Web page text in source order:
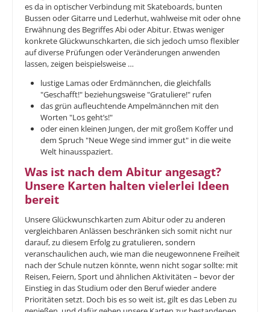
es da in optischer Verbindung mit Skateboards, bunten
Bussen oder Gitarre und Lederhut, wahlweise mit oder ohne
Erwähnung des Begriffes Abi oder Abitur. Etwas weniger
konkrete Glückwunschkarten, die sich jedoch umso flexibler
auf diverse Prüfungen oder Veränderungen anwenden
lassen, zeigen beispielsweise …
lustige Lamas oder Erdmännchen, die gleichfalls
"Geschafft!" beziehungsweise "Gratuliere!" rufen
das grün aufleuchtende Ampelmännchen mit den
Worten "Los geht’s!"
oder einen kleinen Jungen, der mit großem Koffer und
dem Spruch "Neue Wege sind immer gut" in die weite
Welt hinausspaziert.
Was ist nach dem Abitur angesagt?
Unsere Karten halten vielerlei Ideen
bereit
Unsere Glückwunschkarten zum Abitur oder zu anderen
vergleichbaren Anlässen beschränken sich somit nicht nur
darauf, zu diesem Erfolg zu gratulieren, sondern
veranschaulichen auch, wie man die neugewonnene Freiheit
nach der Schule nutzen könnte, wenn nicht sogar sollte: mit
Reisen, Feiern, Sport und ähnlichen Aktivitäten – bevor der
Einstieg in das Studium oder den Beruf wieder andere
Prioritäten setzt. Doch bis es so weit ist, gilt es das Leben zu